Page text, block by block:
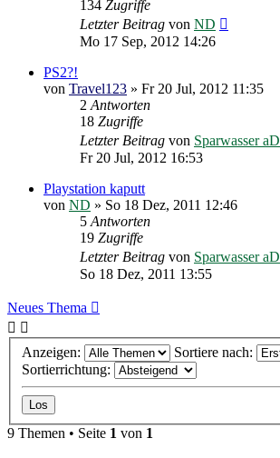
134 Zugriffe
Letzter Beitrag von ND
Mo 17 Sep, 2012 14:26
PS2?!
von Travel123 » Fr 20 Jul, 2012 11:35
2Antworten
18 Zugriffe
Letzter Beitrag von Sparwasser aD
Fr 20 Jul, 2012 16:53
Playstation kaputt
von ND » So 18 Dez, 2011 12:46
5Antworten
19 Zugriffe
Letzter Beitrag von Sparwasser aD
So 18 Dez, 2011 13:55
Neues Thema
Anzeigen:
Sortiere nach:
Sortierrichtung:
9 Themen • Seite 1 von 1